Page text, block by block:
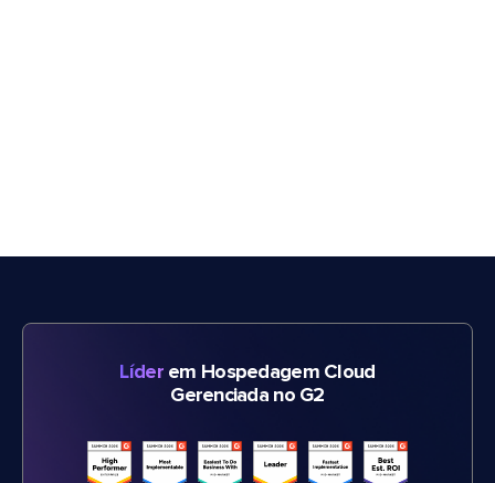
Líderem Hospedagem Cloud
Gerenciada no G2